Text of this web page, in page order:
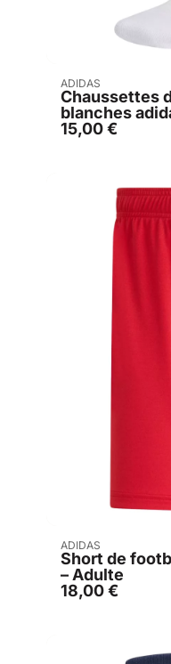
ADIDAS
Chaussettes
blanches
15,00€
ADIDAS
Short de
– Adulte
18,00€